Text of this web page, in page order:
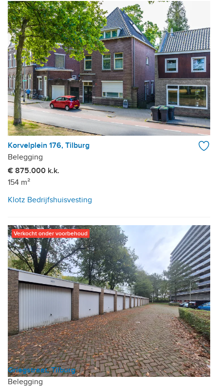
Korvelplein 176, Tilburg
Belegging
€ 875.000 k.k.
154 m²
Klotz Bedrijfshuisvesting
Verkocht onder voorbehoud
Griegstraat, Tilburg
Belegging